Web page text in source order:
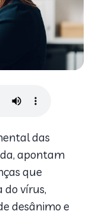
das
apontam
que
vírus,
desânimo e